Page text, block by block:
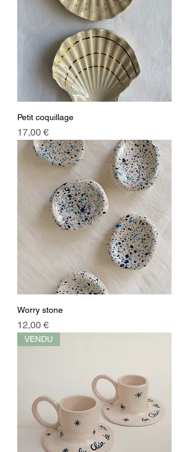
Petit coquillage
Prix
17,00 €
Worry stone
Prix
12,00 €
VENDU